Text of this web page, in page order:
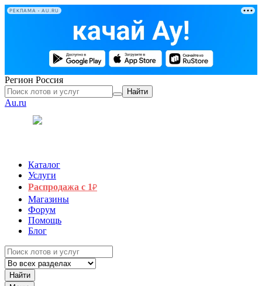
РЕКЛАМА • AU.RU
Регион Россия
Найти
Au.ru
Каталог
Услуги
Распродажа с 1₽
Магазины
Форум
Помощь
Блог
Найти